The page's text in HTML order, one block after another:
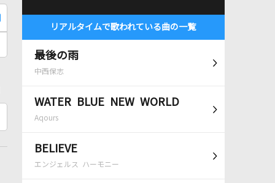
リアルタイムで歌われている曲の一覧
最後の雨
中西保志
WATER BLUE NEW WORLD
Aqours
BELIEVE
エンジェルス ハーモニー